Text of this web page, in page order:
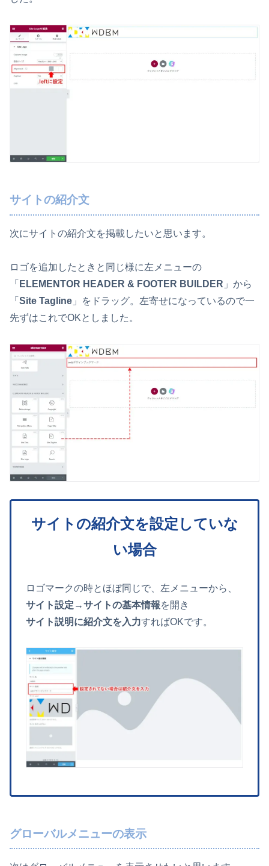
サイトの紹介文
次にサイトの紹介文を掲載したいと思います。
ロゴを追加したときと同じ様に左メニューの
「 ELEMENTOR HEADER & FOOTER BUILDER 」から
「 Site Tagline 」をドラッグ。左寄せになっているので一
先ずはこれでOKとしました。
サイトの紹介文を設定していな
い場合
ロゴマークの時とほぼ同じで、左メニューから、
サイト設定→サイトの基本情報を開き
サイト説明に紹介文を入力すればOKです。
グローバルメニューの表示